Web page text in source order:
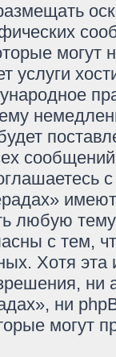
могут
услуги
любую
с тем,
Хотя
ни
ни
могут